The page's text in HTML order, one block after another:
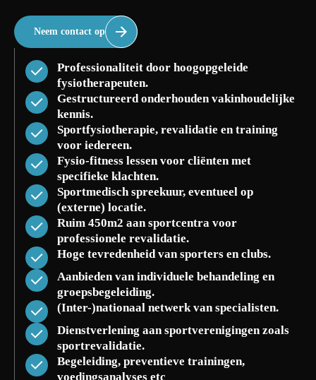
Neem contact op
Professionaliteit door hoogopgeleide
fysiotherapeuten.
Gestructureerd onderhouden vakinhoudelijke
kennis.
Sportfysiotherapie, revalidatie en training
voor iedereen.
Fysio-fitness lessen voor cliënten met
specifieke klachten.
Sportmedisch spreekuur, eventueel op
(externe) locatie.
Ruim 450m2 aan sportcentra voor
professionele revalidatie.
Hoge tevredenheid van sporters en clubs.
Aanbieden van individuele behandeling en
groepsbegeleiding.
(Inter-)nationaal netwerk van specialisten.
Dienstverlening aan sportverenigingen zoals
sportrevalidatie.
Begeleiding, preventieve trainingen,
voedingsanalyses etc